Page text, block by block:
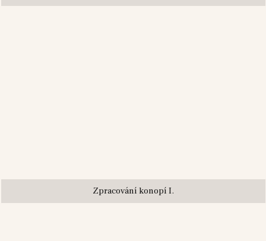
Zpracování konopí I.